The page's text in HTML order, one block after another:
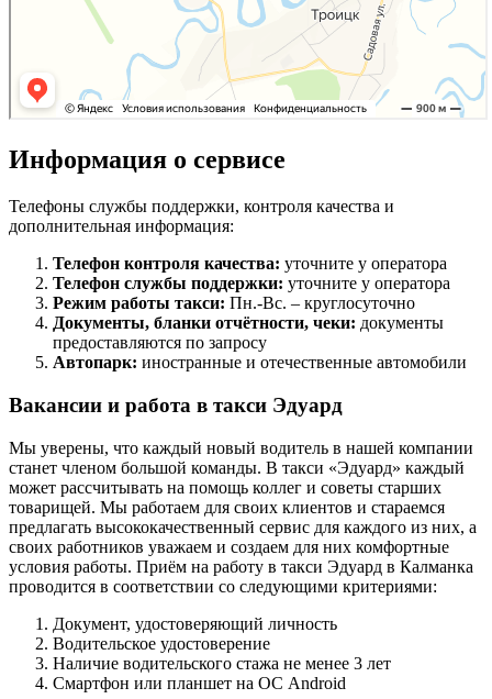
Информация о сервисе
Телефоны службы поддержки, контроля качества и
дополнительная информация:
Телефон контроля качества: уточните у оператора
Телефон службы поддержки: уточните у оператора
Режим работы такси: Пн.-Вс. – круглосуточно
Документы, бланки отчётности, чеки: документы
предоставляются по запросу
Автопарк: иностранные и отечественные автомобили
Вакансии и работа в такси Эдуард
Мы уверены, что каждый новый водитель в нашей компании
станет членом большой команды. В такси «Эдуард» каждый
может рассчитывать на помощь коллег и советы старших
товарищей. Мы работаем для своих клиентов и стараемся
предлагать высококачественный сервис для каждого из них, а
своих работников уважаем и создаем для них комфортные
условия работы. Приём на работу в такси Эдуард в Калманка
проводится в соответствии со следующими критериями:
Документ, удостоверяющий личность
Водительское удостоверение
Наличие водительского стажа не менее 3 лет
Смартфон или планшет на ОС Android